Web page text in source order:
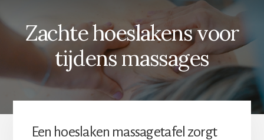
financieel,
Zachte hoeslakens voor
tijdens massages
Een hoeslaken massagetafel zorgt